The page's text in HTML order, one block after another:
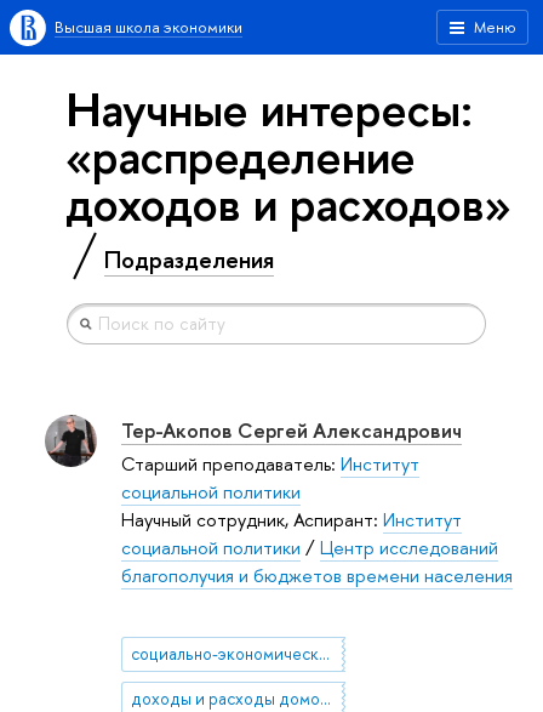
Меню
Высшая школа экономики
Научные интересы:
«распределение
доходов и расходов»
Подразделения
Тер-Акопов Сергей Александрович
Старший преподаватель: Институт
социальной политики
Научный сотрудник, Аспирант: Институт
социальной политики /Центр исследований
благополучия и бюджетов времени населения
социально-экономическое неравенство
доходы и расходы домохозяйств